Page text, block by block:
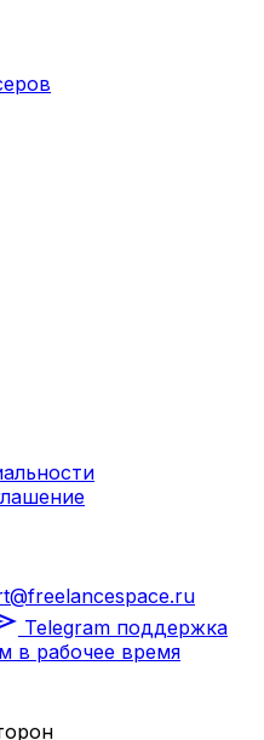
Telegram поддержка
в рабочее время